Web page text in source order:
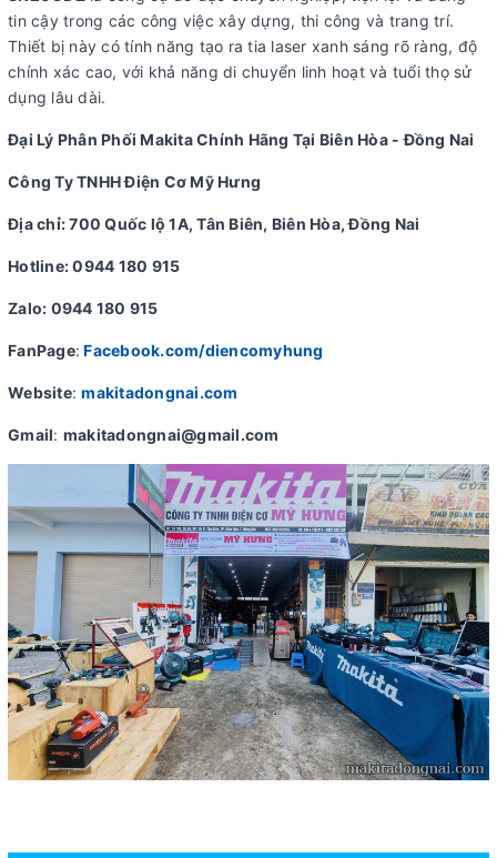
tin cậy trong các công việc xây dựng, thi công và trang trí.
Thiết bị này có tính năng tạo ra tia laser xanh sáng rõ ràng, độ
chính xác cao, với khả năng di chuyển linh hoạt và tuổi thọ sử
dụng lâu dài.
Đại Lý Phân Phối Makita Chính Hãng Tại Biên Hòa - Đồng Nai
Công Ty TNHH Điện Cơ Mỹ Hưng
Địa chỉ: 700 Quốc lộ 1A, Tân Biên, Biên Hòa, Đồng Nai
Hotline: 0944 180 915
Zalo: 0944 180 915
FanPage: Facebook.com/diencomyhung
Website:makitadongnai.com
Gmail: makitadongnai@gmail.com